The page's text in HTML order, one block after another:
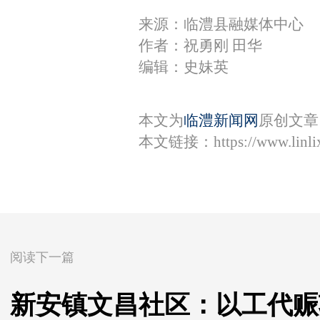
来源：临澧县融媒体中心
作者：祝勇刚 田华
编辑：史妹英
本文为临澧新闻网 原创文
本文链接： https://
阅读下一篇
新安镇文昌社区：以工代